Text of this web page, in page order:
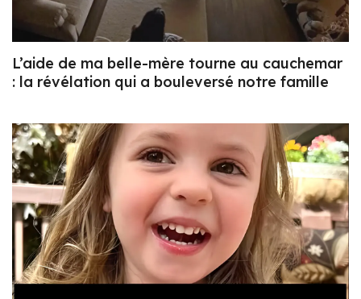
L’aide de ma belle-mère tourne au cauchemar
: la révélation qui a bouleversé notre famille